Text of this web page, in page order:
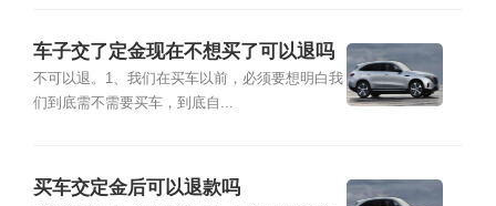
车子交了定金现在不想买了可以退吗
不可以退。1、我们在买车以前，必须要想明白我
们到底需不需要买车，到底自...
买车交定金后可以退款吗